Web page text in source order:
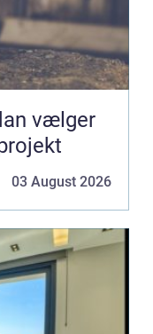
03 August 2026